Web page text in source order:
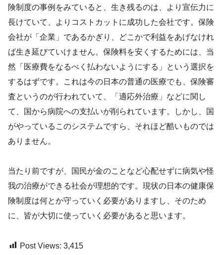
険制度の事例をみていると、生き残るのは、より宣伝力に
長けていて、よりコストカットに成功した会社です。保険
会社が「企業」であるかぎり、どこかで利益をあげなけれ
ば生き延びていけません。保険料を安くするためには、当
然「医療費をなるべく払わないようにする」という選択を
するはずです。これは今の日本の普通の医療でも、保険審
査というのが行われていて、「適応外治療」などに関し
て、国から病院への支払いが削られています。しかし、国
がやっているこのシステムですら、それほど酷いものでは
ありません。
当たり前ですが、国民が金のことなど心配せずに病気や怪
我の治療ができる社会が理想的です。現状の日本の健康保
険制度は何とか守っていく必要がありますし、そのため
に、皆が大切に使っていく必要があると思います。
Post Views: 3,415